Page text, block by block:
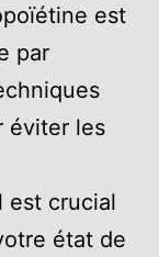
est
par
éviter les
est crucial
état de